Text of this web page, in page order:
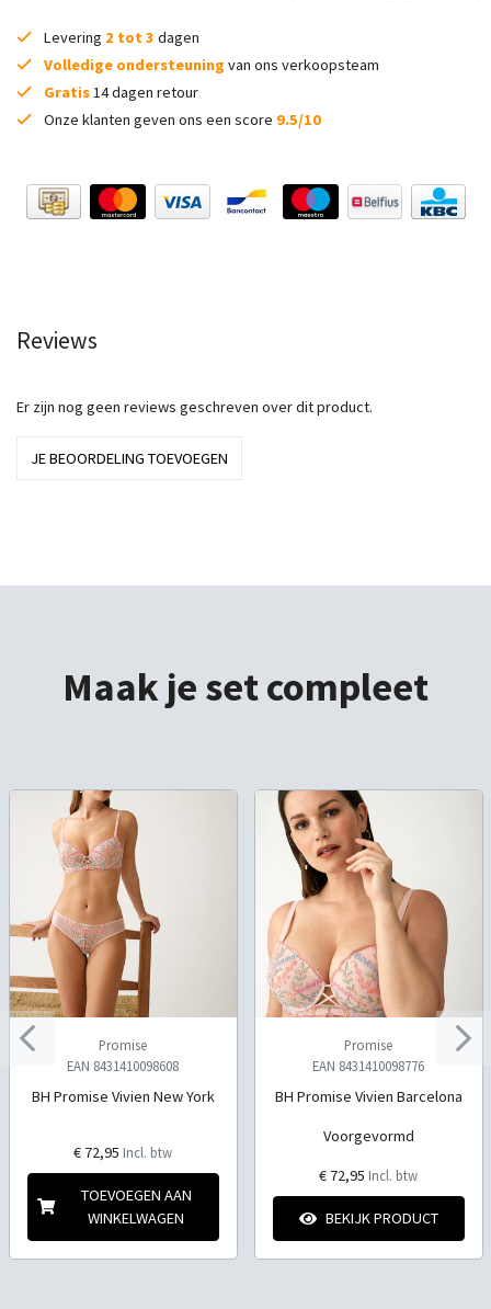
Levering 2 tot 3 dagen
Volledige ondersteuning van ons verkoopsteam
Gratis14 dagen retour
Onze klanten geven ons een score 9.5/10
Reviews
Er zijn nog geen reviews geschreven over dit product.
JE BEOORDELING TOEVOEGEN
Maak je set compleet
Promise
EAN 8431410098608
BH Promise Vivien New York
€ 72,95 Incl. btw
TOEVOEGEN AAN
WINKELWAGEN
Promise
EAN 8431410098776
BH Promise Vivien Barcelona
Voorgevormd
€ 72,95 Incl. btw
BEKIJK PRODUCT